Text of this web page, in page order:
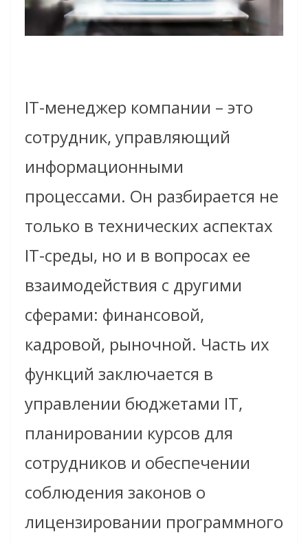
IT-менеджер компании – это
сотрудник, управляющий
информационными
процессами. Он разбирается не
только в технических аспектах
IT-среды, но и в вопросах ее
взаимодействия с другими
сферами: финансовой,
кадровой, рыночной. Часть их
функций заключается в
управлении бюджетами IT,
планировании курсов для
сотрудников и обеспечении
соблюдения законов о
лицензировании программного